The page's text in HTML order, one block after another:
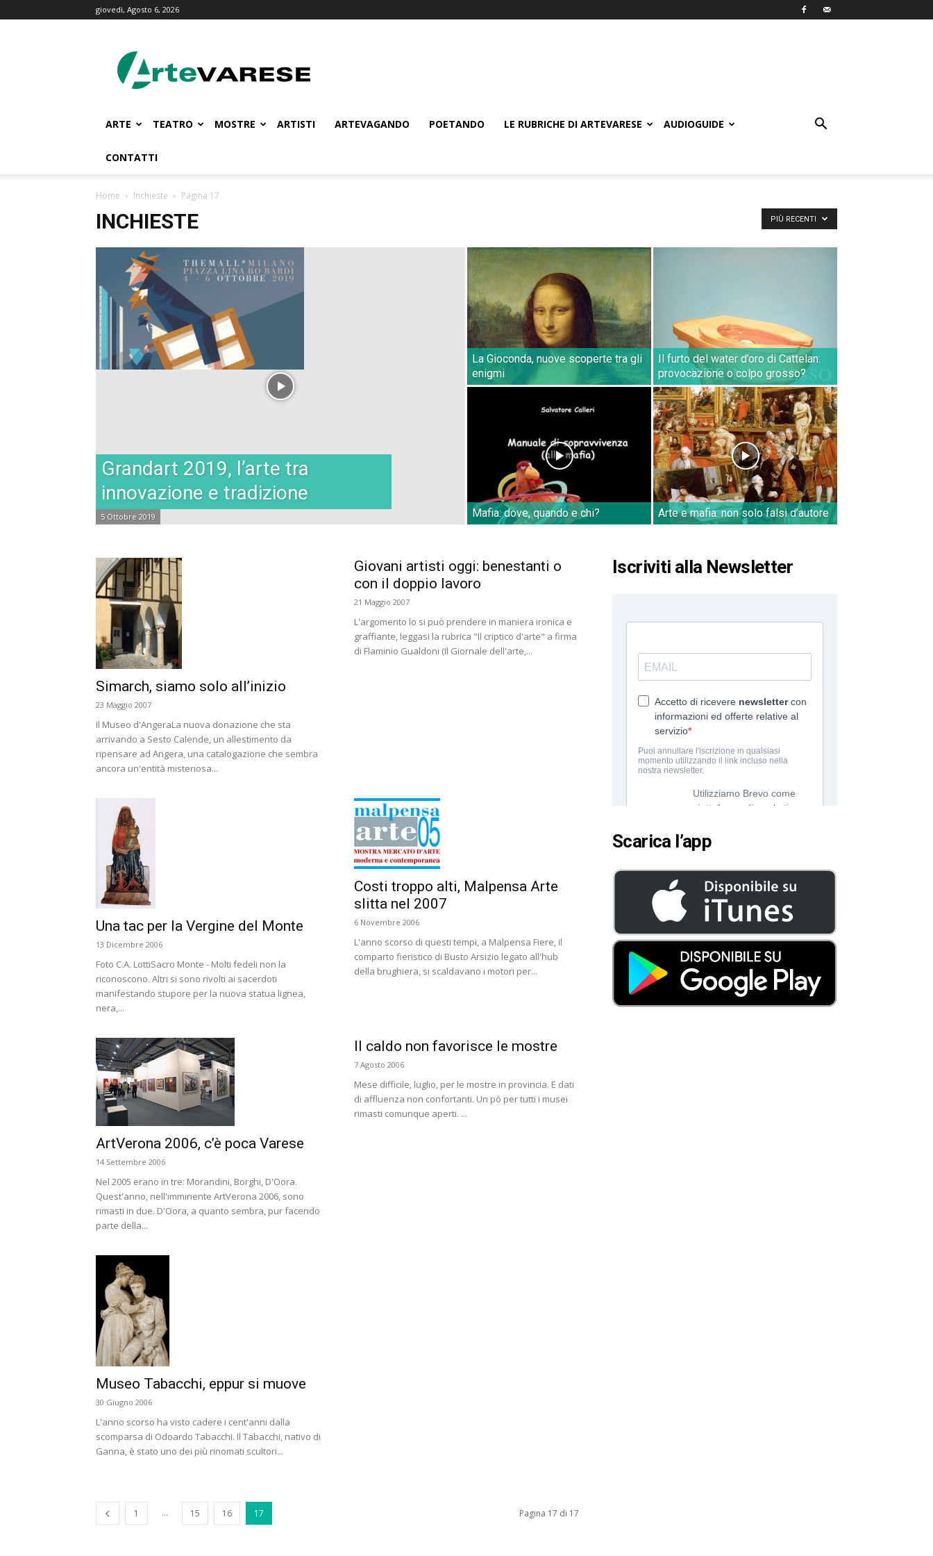
giovedì, Agosto 6, 2026
ARTE TEATRO MOSTRE ARTISTI ARTEVAGANDO POETANDO LE RUBRICHE DI ARTEVARESE AUDIOGUIDE
CONTATTI
Home Inchieste Pagina 17
INCHIESTE PIÙ RECENTI
Grandart 2019, l’arte tra
innovazione e tradizione
5 Ottobre 2019
La Gioconda, nuove scoperte tra gli
enigmi
Il furto del water d’oro di Cattelan:
provocazione o colpo grosso?
Mafia: dove, quando e chi? Arte e mafia: non solo falsi d’autore
Simarch, siamo solo all’inizio
23 Maggio 2007
Il Museo d'AngeraLa nuova donazione che sta
arrivando a Sesto Calende, un allestimento da
ripensare ad Angera, una catalogazione che sembra
ancora un'entità misteriosa...
Giovani artisti oggi: benestanti o
con il doppio lavoro
21 Maggio 2007
L'argomento lo si può prendere in maniera ironica e
graffiante, leggasi la rubrica "Il criptico d'arte" a firma
di Flaminio Gualdoni (Il Giornale dell'arte,...
Una tac per la Vergine del Monte
13 Dicembre 2006
Foto C.A. LottiSacro Monte - Molti fedeli non la
riconoscono. Altri si sono rivolti ai sacerdoti
manifestando stupore per la nuova statua lignea,
nera,...
Costi troppo alti, Malpensa Arte
slitta nel 2007
6 Novembre 2006
L'anno scorso di questi tempi, a Malpensa Fiere, il
comparto fieristico di Busto Arsizio legato all'hub
della brughiera, si scaldavano i motori per...
ArtVerona 2006, c’è poca Varese
14 Settembre 2006
Nel 2005 erano in tre: Morandini, Borghi, D'Oora.
Quest'anno, nell'imminente ArtVerona 2006, sono
rimasti in due. D'Oora, a quanto sembra, pur facendo
parte della...
Il caldo non favorisce le mostre
7 Agosto 2006
Mese difficile, luglio, per le mostre in provincia. E dati
di affluenza non confortanti. Un pò per tutti i musei
rimasti comunque aperti. ...
Museo Tabacchi, eppur si muove
30 Giugno 2006
L'anno scorso ha visto cadere i cent'anni dalla
scomparsa di Odoardo Tabacchi. Il Tabacchi, nativo di
Ganna, è stato uno dei più rinomati scultori...
1 ... 15 16 17 Pagina 17 di 17
Iscriviti alla Newsletter
Scarica l’app